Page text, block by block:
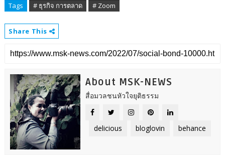
Tags # ธุรกิจ การตลาด # Zoom
Share This
About MSK-NEWS
สื่อมวลชนหัวใจยุติธรรม
delicious bloglovin behance